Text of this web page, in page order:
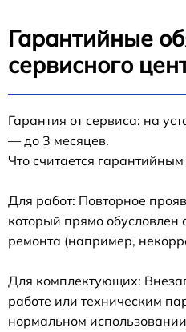
Гарантийные
сервисного
Гарантия от сервиса: на
— до 3 месяцев.
Что считается
Для работ: Повторное
который прямо обусловлен
ремонта (например,
Для комплектующих:
работе или техническим
нормальном